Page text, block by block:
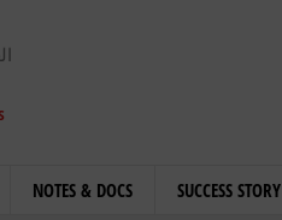
NOTES & DOCS SUCCESS STORY